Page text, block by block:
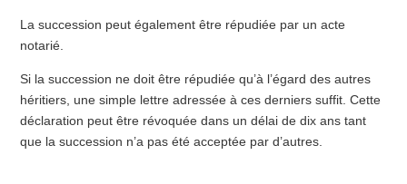
La succession peut également être répudiée par un acte
notarié.
Si la succession ne doit être répudiée qu’à l’égard des autres
héritiers, une simple lettre adressée à ces derniers suffit. Cette
déclaration peut être révoquée dans un délai de dix ans tant
que la succession n’a pas été acceptée par d’autres.